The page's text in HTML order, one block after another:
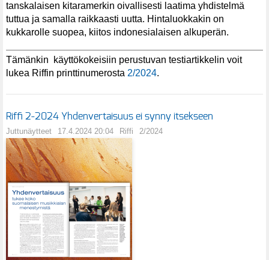
tanskalaisen kitaramerkin oivallisesti laatima yhdistelmä
tuttua ja samalla raikkaasti uutta. Hintaluokkakin on
kukkarolle suopea, kiitos indonesialaisen alkuperän.
Tämänkin käyttökokeisiin perustuvan testiartikkelin voit
lukea Riffin printtinumerosta 2/2024.
Riffi 2-2024 Yhdenvertaisuus ei synny itsekseen
Juttunäytteet 17.4.2024 20:04 Riffi 2/2024